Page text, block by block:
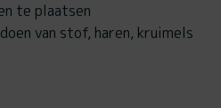
te plaatsen
van stof, haren, kruimels